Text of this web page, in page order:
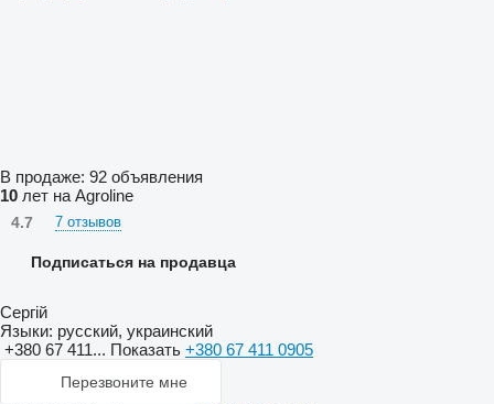
В продаже: 92 объявления
10 лет на Agroline
4.7 7 отзывов
Подписаться на продавца
Сергій
Языки: русский, украинский
+380 67 411... Показать +380 67 411 0905
Перезвоните мне